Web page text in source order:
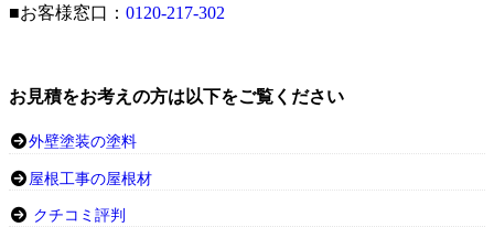
■お客様窓口： 0120-217-302
お見積をお考えの方は以下をご覧ください
外壁塗装の塗料
屋根工事の屋根材
クチコミ評判